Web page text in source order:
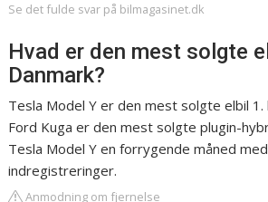
Se det fulde svar på bilmagasinet.dk
Hvad er den mest solgte
Danmark?
Tesla Model Y er den mest solgte elbil 1.
Ford Kuga er den mest solgte plugin-
Tesla Model Y en forrygende måned
indregistreringer.
Anmodning om fjernelse